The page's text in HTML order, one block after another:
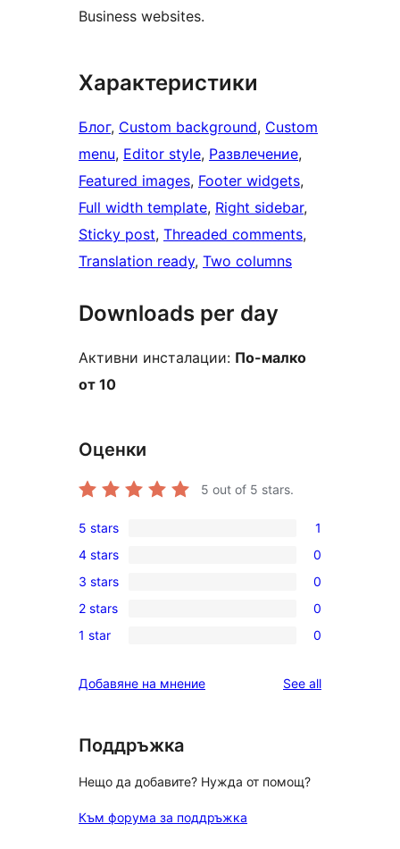
Business websites.
Характеристики
Блог, Custom background, Custom
menu, Editor style, Развлечение
Featured images, Footer widgets
Full width template, Right sidebar
Sticky post, Threaded comments
Translation ready, Two columns
Downloads per day
Активни инсталации: По-малко
от 10
Оценки
5 out of 5 stars.
1
5-
star
review
5 stars 1
0
4-
star
reviews
4 stars 0
0
3-
star
3 stars 0
0
2-
reviews
2 stars 0
0
star
1 star 0
Добавяне на мнение See allreviews
Поддръжка
Нещо да добавите? Нужда от помощ?
Към форума за поддръжка